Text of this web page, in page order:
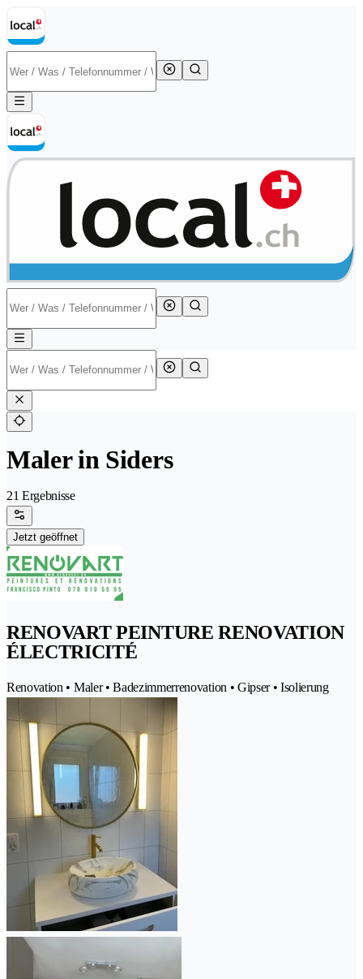
Maler in Siders
21 Ergebnisse
Jetzt geöffnet
RENOVART PEINTURE RENOVATION
ÉLECTRICITÉ
Renovation • Maler • Badezimmerrenovation • Gipser • Isolierung